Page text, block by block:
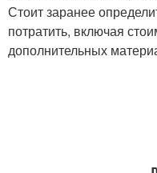
Стоит заранее
потратить, включая
дополнительных